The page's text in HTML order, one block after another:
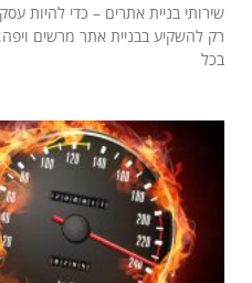
שירותי בניית אתרים – כדי להיות
רק להשקיע בבניית אתר מרשים
בכל